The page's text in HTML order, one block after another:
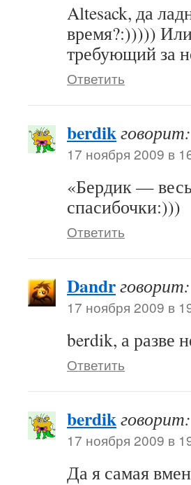
Altesack, да
время?:)))))
требующий за
Ответить
berdikговорит:
17 ноября 2009 в
«Бердик —
спасибочки:)))
Ответить
Dandrговорит:
17 ноября 2009 в
berdik, а разве
Ответить
berdikговорит:
17 ноября 2009 в
Да я самая